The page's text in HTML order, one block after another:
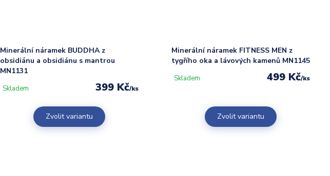
Minerální náramek BUDDHA z
obsidiánu a obsidiánu s mantrou
MN1131
399 Kč/ks
Skladem
Zvolit variantu
Minerální náramek FITNESS MEN z
tygřího oka a lávových kamenů MN1145
499 Kč/ks
Skladem
Zvolit variantu